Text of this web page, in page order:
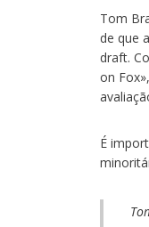
Tom
de que
draft.
on
É